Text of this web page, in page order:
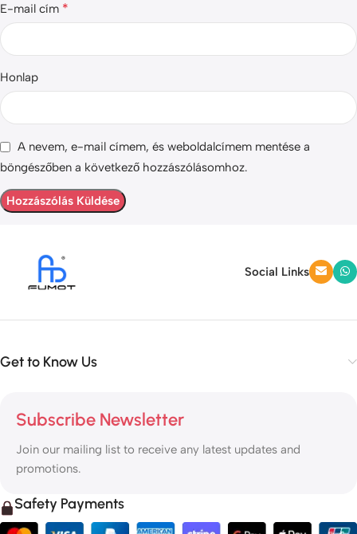
E-mail cím *
Honlap
A nevem, e-mail címem, és weboldalcímem mentése a
böngészőben a következő hozzászólásomhoz.
Social Links
Get to Know Us
Subscribe Newsletter
Join our mailing list to receive any latest updates and
promotions.
Safety Payments